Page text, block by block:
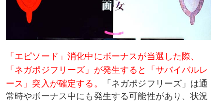
「エピソード」消化中にボーナスが当選した際、
「ネガポジフリーズ」が発生すると「サバイバルレ
ース」突入が確定する。
「ネガポジフリーズ」は通
常時やボーナス中にも発生する可能性があり、状況